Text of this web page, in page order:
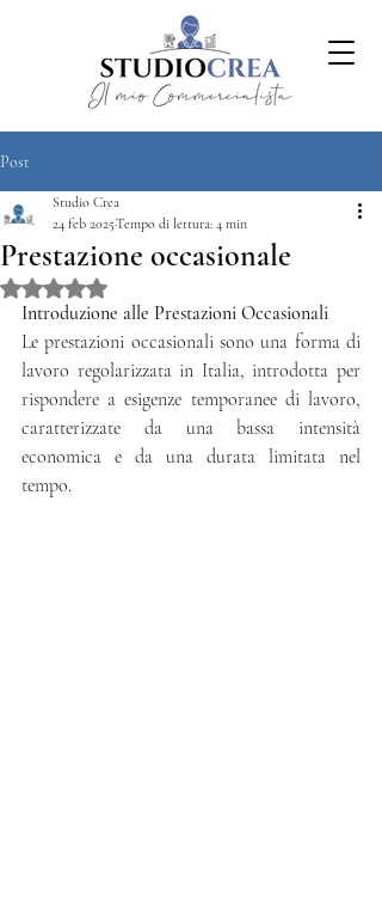
Post
Prestazione occasionale
Studio Crea
24 feb 2025Tempo di lettura: 4 min
Valutazione NaN stelle su 5.
Introduzione alle Prestazioni Occasionali
Le prestazioni occasionali sono una forma di
lavoro regolarizzata in Italia, introdotta per
rispondere a esigenze temporanee di lavoro,
caratterizzate da una bassa intensità
economica e da una durata limitata nel
tempo.